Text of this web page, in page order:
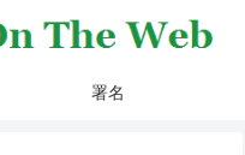
署名